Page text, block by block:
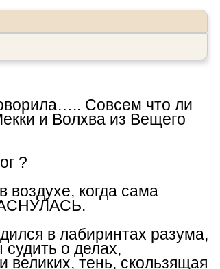
Совсем что ли
и Волхва из Вещего
?
когда сама
в лабиринтах разума,
о делах,
тень, скользящая